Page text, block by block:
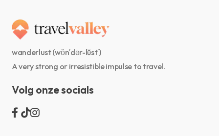
wanderlust (wŏn′dər-lŭst′)
A very strong or irresistible impulse to travel.
Volg onze socials